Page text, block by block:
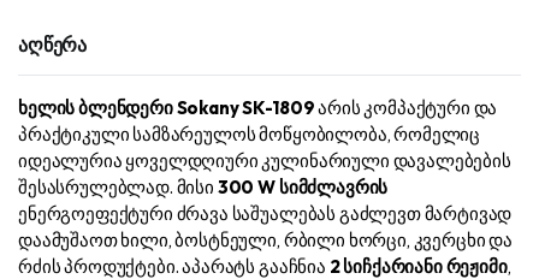
აღწერა
ხელის ბლენდერი Sokany SK-1809არის კომპაქტური და
პრაქტიკული სამზარეულოს მოწყობილობა, რომელიც
იდეალურია ყოველდღიური კულინარიული დავალებების
შესასრულებლად. მისი 300 W სიმძლავრის
ენერგოეფექტური ძრავა საშუალებას გაძლევთ მარტივად
დაამუშაოთ ხილი, ბოსტნეული, რბილი ხორცი, კვერცხი და
რძის პროდუქტები. აპარატს გააჩნია 2 სიჩქარიანი რეჟიმი,